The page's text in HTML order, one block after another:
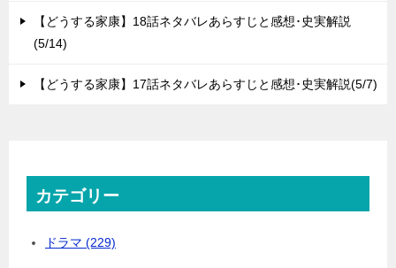
【どうする家康】18話ネタバレあらすじと感想･史実解説
(5/14)
【どうする家康】17話ネタバレあらすじと感想･史実解説(5/7)
カテゴリー
ドラマ (229)